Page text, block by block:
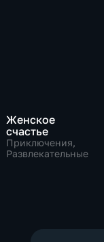
Женское
счастье
Приключения,
Развлекательные